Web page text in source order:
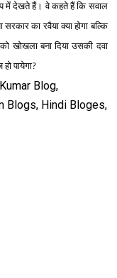
में देखते हैं। वे कहते हैं कि सवाल
सरकार का रवैया क्या होगा बल्कि
खोखला बना दिया उसकी दवा
पायेगा?
Blog,
Blogs, Hindi Bloges,